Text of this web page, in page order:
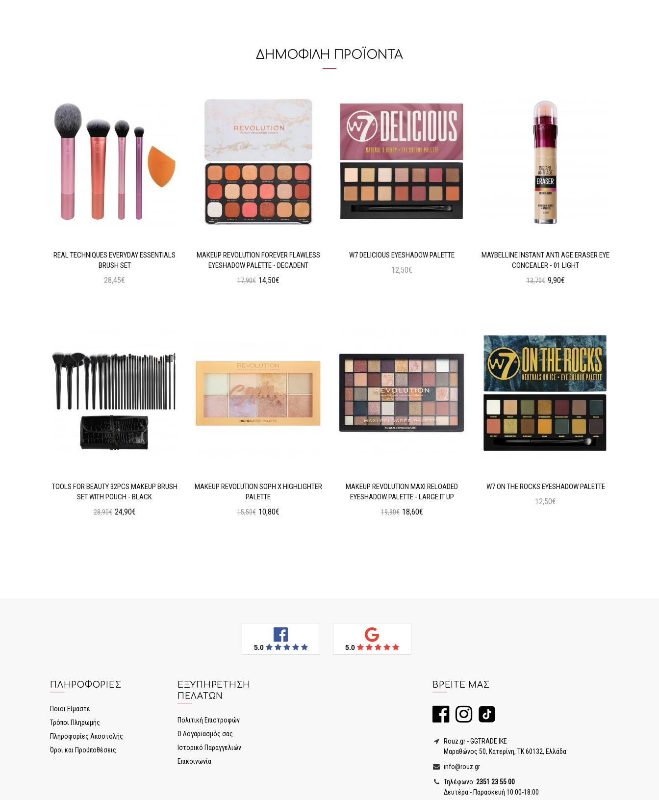
ΔΗΜΟΦΙΛΗ ΠΡΟΪΟΝΤΑ
REAL TECHNIQUES EVERYDAY ESSENTIALS
BRUSH SET
28,45€
TOOLS FOR BEAUTY 32PCS MAKEUP BRUSH
SET WITH POUCH - BLACK
28,90€ 24,90€
MAKEUP REVOLUTION FOREVER FLAWLESS
EYESHADOW PALETTE - DECADENT
17,90€ 14,50€
MAKEUP REVOLUTION SOPH X HIGHLIGHTER
PALETTE
15,50€ 10,80€
W7 DELICIOUS EYESHADOW PALETTE
12,50€
MAKEUP REVOLUTION MAXI RELOADED
EYESHADOW PALETTE - LARGE IT UP
19,90€ 18,60€
MAYBELLINE INSTANT ANTI AGE ERASER EYE
CONCEALER - 01 LIGHT
13,70€ 9,90€
W7 ON THE ROCKS EYESHADOW PALETTE
12,50€
5.0 5.0
ΠΛΗΡΟΦΟΡΊΕΣ
Ποιοι Είμαστε
Τρόποι Πληρωμής
Πληροφορίες Αποστολής
Όροι και Προϋποθέσεις
ΕΞΥΠΗΡΈΤΗΣΗ
ΠΕΛΑΤΏΝ
Πολιτική Επιστροφών
Ο Λογαριασμός σας
Ιστορικό Παραγγελιών
Επικοινωνία
ΒΡΕΊΤΕ ΜΑΣ
Rouz.gr - GGTRADE IKE
Μαραθώνος 50, Κατερίνη, ΤΚ 60132, Ελλάδα
info@rouz.gr
Τηλέφωνο: 2351 23 55 00
Δευτέρα - Παρασκευή 10:00-18:00